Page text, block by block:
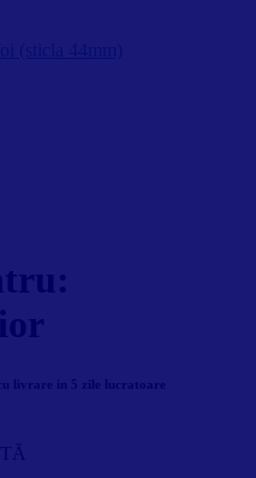
livrare in 5 zile lucratoare